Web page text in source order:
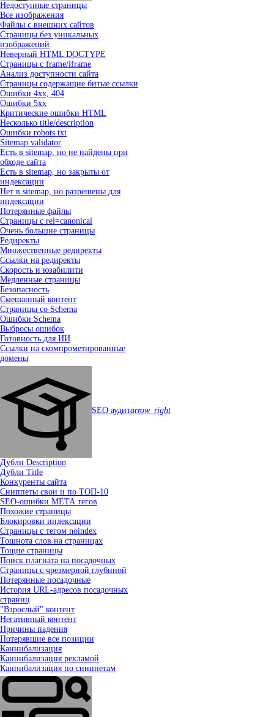
Недоступные страницы
Все изображения
Файлы с внешних сайтов
Страницы без уникальных
изображений
Неверный HTML DOCTYPE
Страницы c frame/iframe
Анализ доступности сайта
Страницы содержащие битые ссылки
Ошибки 4xx, 404
Ошибки 5xx
Критические ошибки HTML
Несколько title/description
Ошибки robots.txt
Sitemap validator
Есть в sitemap, но не найдены при
обходе сайта
Есть в sitemap, но закрыты от
индексации
Нет в sitemap, но разрешены для
индексации
Потерянные файлы
Страницы с rel=canonical
Очень большие страницы
Редиректы
Множественные редиректы
Ссылки на редиректы
Скорость и юзабилити
Медленные страницы
Безопасность
Смешанный контент
Страницы со Schema
Ошибки Schema
Выбросы ошибок
Готовность для ИИ
Ссылки на скомпрометированные
домены
SEO аудитarrow_right
Дубли Description
Дубли Title
Конкуренты сайта
Сниппеты свои и по ТОП-10
SEO-ошибки МЕТА тегов
Похожие страницы
Блокировки индексации
Страницы с тегом noindex
Тошнота слов на страницах
Тощие страницы
Поиск плагиата на посадочных
Страницы с чрезмерной глубиной
Потерянные посадочные
История URL-адресов посадочных
страниц
"Взрослый" контент
Негативный контент
Причины падения
Потерявшие все позиции
Каннибализация
Каннибализация рекламой
Каннибализация по сниппетам